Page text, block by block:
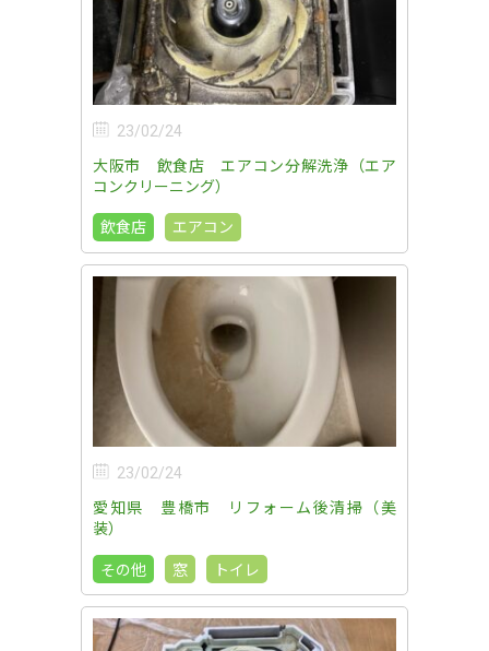
23/02/24
大阪市 飲食店 エアコン分解洗浄（エア
コンクリーニング）
飲食店
エアコン
23/02/24
愛知県 豊橋市 リフォーム後清掃（美
装）
その他
窓 トイレ